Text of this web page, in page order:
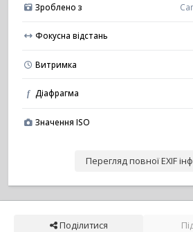
Зроблено з
Фокусна відстань
Витримка
f Діафрагма
Значення ISO
Перегляд повної EXIF
Поділитися